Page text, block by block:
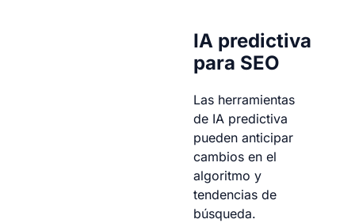
IA predictiva
para SEO
Las herramientas
de IA predictiva
pueden anticipar
cambios en el
algoritmo y
tendencias de
búsqueda.